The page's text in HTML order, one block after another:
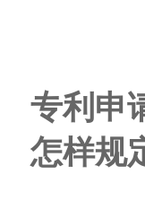
专利申
怎样规